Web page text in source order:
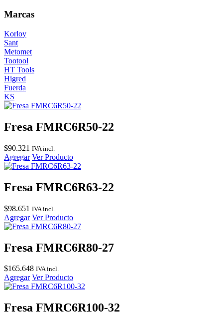
Marcas
Korloy
Sant
Metomet
Tootool
HT Tools
Higred
Fuerda
KS
Fresa FMRC6R50-22
$90.321 IVA incl.
Agregar Ver Producto
Fresa FMRC6R63-22
$98.651 IVA incl.
Agregar Ver Producto
Fresa FMRC6R80-27
$165.648 IVA incl.
Agregar Ver Producto
Fresa FMRC6R100-32